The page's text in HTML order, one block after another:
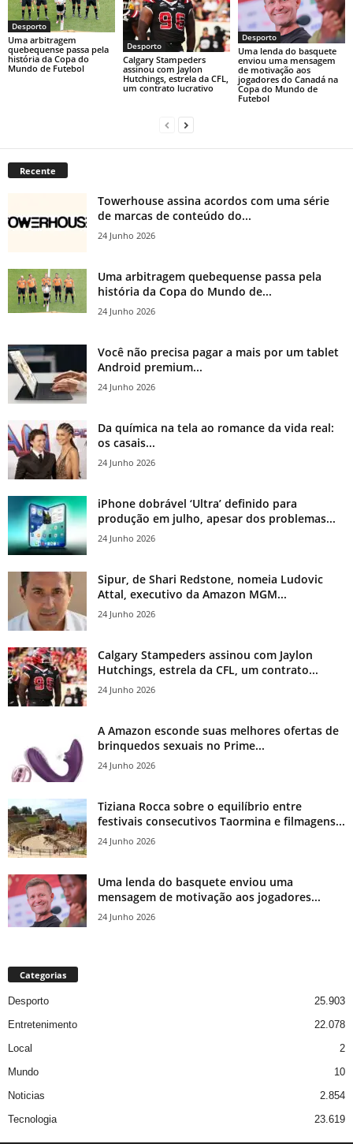
Desporto
Uma arbitragem
quebequense passa pela
história da Copa do
Mundo de Futebol
Desporto
Calgary Stampeders
assinou com Jaylon
Hutchings, estrela da CFL,
um contrato lucrativo
Desporto
Uma lenda do basquete
enviou uma mensagem
de motivação aos
jogadores do Canadá na
Copa do Mundo de
Futebol
Recente
Towerhouse assina acordos com uma série
de marcas de conteúdo do...
24 Junho 2026
Uma arbitragem quebequense passa pela
história da Copa do Mundo de...
24 Junho 2026
Você não precisa pagar a mais por um tablet
Android premium...
24 Junho 2026
Da química na tela ao romance da vida real:
os casais...
24 Junho 2026
iPhone dobrável ‘Ultra’ definido para
produção em julho, apesar dos problemas...
24 Junho 2026
Sipur, de Shari Redstone, nomeia Ludovic
Attal, executivo da Amazon MGM...
24 Junho 2026
Calgary Stampeders assinou com Jaylon
Hutchings, estrela da CFL, um contrato...
24 Junho 2026
A Amazon esconde suas melhores ofertas de
brinquedos sexuais no Prime...
24 Junho 2026
Tiziana Rocca sobre o equilíbrio entre
festivais consecutivos Taormina e filmagens...
24 Junho 2026
Uma lenda do basquete enviou uma
mensagem de motivação aos jogadores...
24 Junho 2026
Categorias
Desporto
25.903
Entretenimento
22.078
Local
2
Mundo
10
Noticias
2.854
Tecnologia
23.619